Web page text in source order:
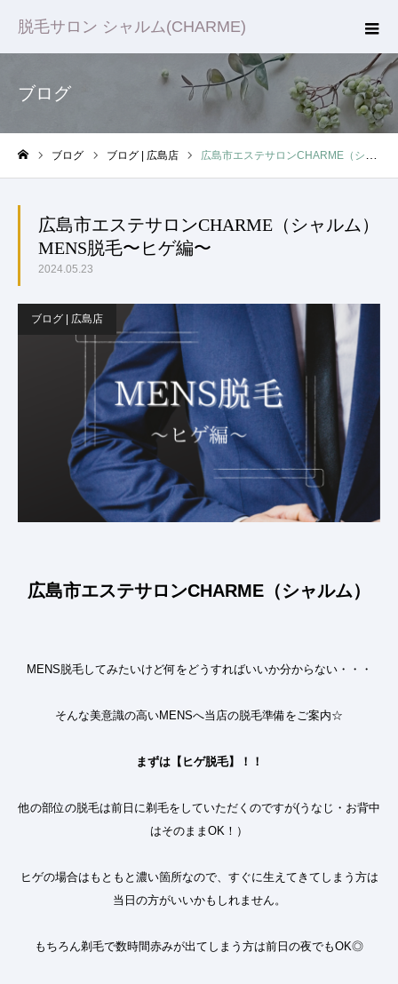
脱毛サロン シャルム(CHARME)
ブログ
ブログ ブログ | 広島店 広島市エステサロンCHARME（シャルム）MENS脱毛〜ヒゲ編〜
広島市エステサロンCHARME（シャルム）
MENS脱毛〜ヒゲ編〜
2024.05.23
ブログ | 広島店
広島市エステサロンCHARME（シャルム）
MENS 脱毛してみたいけど何をどうすればいいか分からない・・・
そんな美意識の高いMENSへ当店の脱毛準備をご案内☆
まずは【ヒゲ脱毛】！！
他の部位の脱毛は前日に剃毛をしていただくのですが(うなじ・お背中
はそのまま OK ！）
ヒゲの場合はもともと濃い箇所なので、すぐに生えてきてしまう方は
当日の方がいいかもしれません。
もちろん剃毛で数時間赤みが出てしまう方は前日の夜でもOK◎